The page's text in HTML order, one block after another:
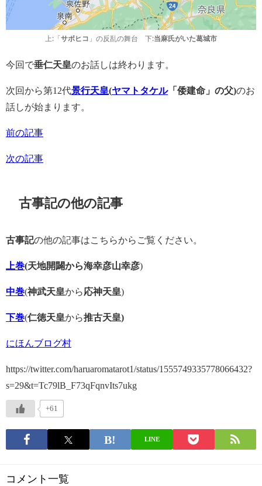
上:「サボヒコ 」の反乱の舞台 下:当麻氏がいた葛城市
今回で垂仁天皇のお話しは終わります。
次回から第12代景行天皇(ヤマトタケル「倭建命」の父)のお
話しが始まります。
前の記事
次の記事
古事記の他の記事
古事記の他の記事はこちらからご覧ください。
上巻(天地開闢から海幸彦山幸彦)
中巻(神武天皇から応神天皇)
下巻(仁徳天皇から推古天皇)
にほんブログ村
https://twitter.com/haruaromatarot1/status/1555749335778066432?
s=29&t=Tc79lB_F73qFqnvIts7ukg
+61
LINE
コメント一覧